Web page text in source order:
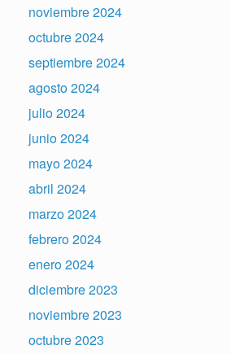
noviembre 2024
octubre 2024
septiembre 2024
agosto 2024
julio 2024
junio 2024
mayo 2024
abril 2024
marzo 2024
febrero 2024
enero 2024
diciembre 2023
noviembre 2023
octubre 2023